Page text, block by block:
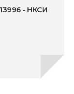
- НКСИ